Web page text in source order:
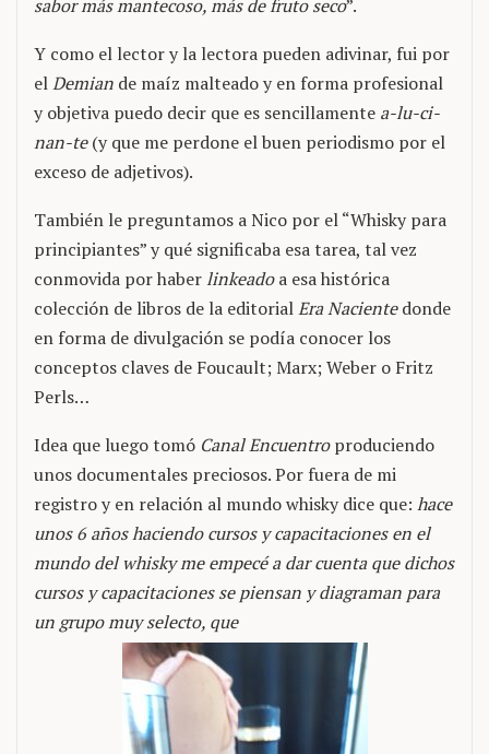
sabor más mantecoso, más de fruto seco”.
Y como el lector y la lectora pueden adivinar, fui por
elDemian de maíz malteado y en forma profesional
y objetiva puedo decir que es sencillamente a-lu-ci-
nan-te(y que me perdone el buen periodismo por el
exceso de adjetivos).
También le preguntamos a Nico por el “Whisky para
principiantes” y qué significaba esa tarea, tal vez
conmovida por haberlinkeadoa esa histórica
colección de libros de la editorialEra Nacientedonde
en forma de divulgación se podía conocer los
conceptos claves de Foucault; Marx; Weber o Fritz
Perls…
Idea que luego tomó Canal Encuentroproduciendo
unos documentales preciosos. Por fuera de mi
registro y en relación al mundo whisky dice que: hace
unos 6 años haciendo cursos y capacitaciones en el
mundo del whisky me empecé a dar cuenta que dichos
cursos y capacitaciones se piensan y diagraman para
un grupo muy selecto, que